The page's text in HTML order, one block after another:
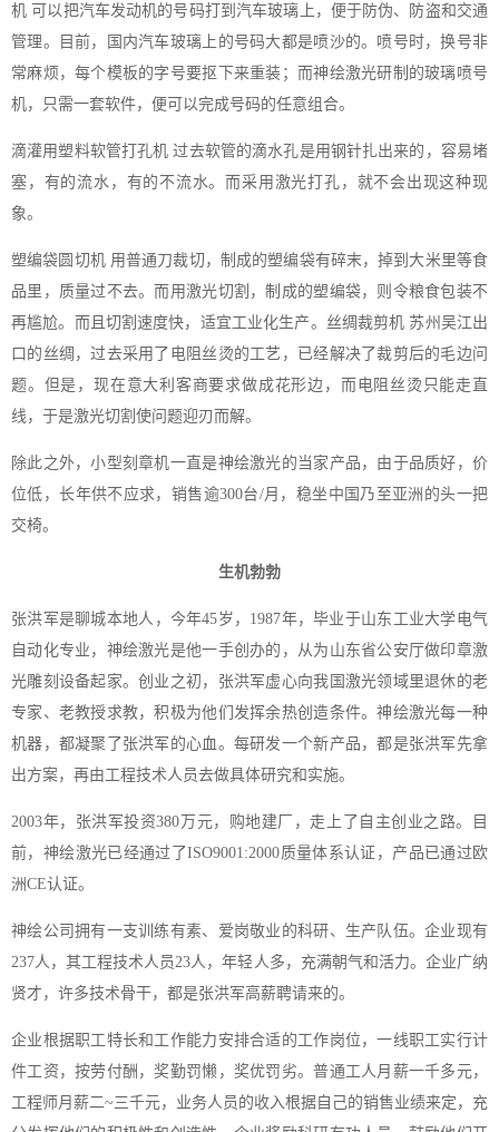
机 可以把汽车发动机的号码打到汽车玻璃上，便于防伪、防盗和交通
管理。目前，国内汽车玻璃上的号码大都是喷沙的。喷号时，换号非
常麻烦，每个模板的字号要抠下来重装；而神绘激光研制的玻璃喷号
机，只需一套软件，便可以完成号码的任意组合。
滴灌用塑料软管打孔机 过去软管的滴水孔是用钢针扎出来的，容易堵
塞，有的流水，有的不流水。而采用激光打孔，就不会出现这种现
象。
塑编袋圆切机 用普通刀裁切，制成的塑编袋有碎末，掉到大米里等食
品里，质量过不去。而用激光切割，制成的塑编袋，则令粮食包装不
再尴尬。而且切割速度快，适宜工业化生产。丝绸裁剪机 苏州吴江出
口的丝绸，过去采用了电阻丝烫的工艺，已经解决了裁剪后的毛边问
题。但是，现在意大利客商要求做成花形边，而电阻丝烫只能走直
线，于是激光切割使问题迎刃而解。
除此之外，小型刻章机一直是神绘激光的当家产品，由于品质好，价
位低，长年供不应求，销售逾300台/月，稳坐中国乃至亚洲的头一把
交椅。
生机勃勃
张洪军是聊城本地人，今年45岁，1987年，毕业于山东工业大学电气
自动化专业，神绘激光是他一手创办的，从为山东省公安厅做印章激
光雕刻设备起家。创业之初，张洪军虚心向我国激光领域里退休的老
专家、老教授求教，积极为他们发挥余热创造条件。神绘激光每一种
机器，都凝聚了张洪军的心血。每研发一个新产品，都是张洪军先拿
出方案，再由工程技术人员去做具体研究和实施。
2003年，张洪军投资380万元，购地建厂，走上了自主创业之路。目
前，神绘激光已经通过了ISO9001:2000质量体系认证，产品已通过欧
洲CE认证。
神绘公司拥有一支训练有素、爱岗敬业的科研、生产队伍。企业现有
237人，其工程技术人员23人，年轻人多，充满朝气和活力。企业广纳
贤才，许多技术骨干，都是张洪军高薪聘请来的。
企业根据职工特长和工作能力安排合适的工作岗位，一线职工实行计
件工资，按劳付酬，奖勤罚懒，奖优罚劣。普通工人月薪一千多元，
工程师月薪二~三千元，业务人员的收入根据自己的销售业绩来定，充